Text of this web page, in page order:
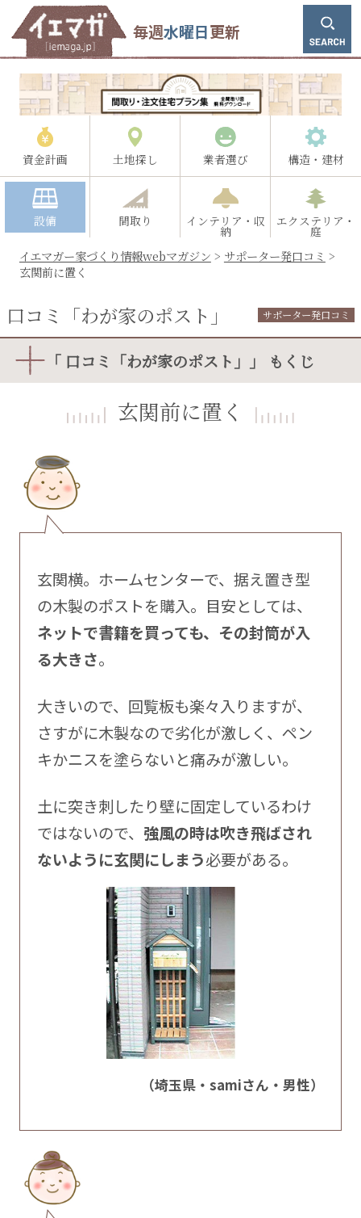
毎週水曜日更新
資金計画 土地探し 業者選び 構造・建材
設備 間取り インテリア・収
納
エクステリア・
庭
イエマガー家づくり情報webマガジン > サポーター発口コミ >
玄関前に置く
口コミ「わが家のポスト」 サポーター発口コミ
「 口コミ「わが家のポスト」」 もくじ
玄関前に置く
玄関横。ホームセンターで、据え置き型
の木製のポストを購入。目安としては、
ネットで書籍を買っても、その封筒が入
る大きさ。
大きいので、回覧板も楽々入りますが、
さすがに木製なので劣化が激しく、ペン
キかニスを塗らないと痛みが激しい。
土に突き刺したり壁に固定しているわけ
ではないので、 強風の時は吹き飛ばされ
ないように玄関にしまう必要がある。
（埼玉県・samiさん・男性）